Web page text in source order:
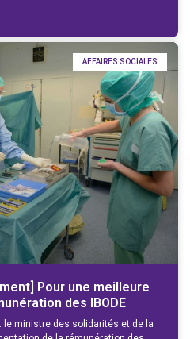
AFFAIRES SOCIALES
Pour une meilleure
des IBODE
le ministre des solidarités et de la